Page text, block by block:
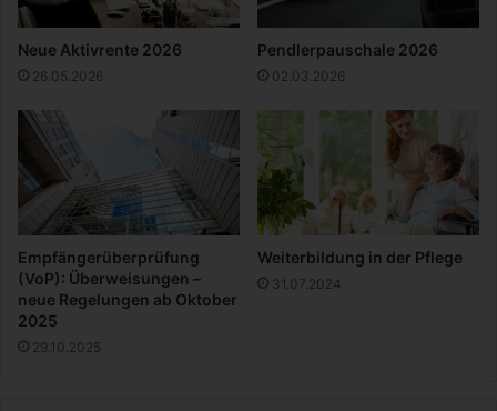
P
e
l
l
e
n
g
C
r
o
Neue Aktivrente 2026
26.05.2026
Pendlerpauschale 2026
02.03.2026
Empfängerüberprüfung
(VoP): Überweisungen –
neue Regelungen ab Oktober
2025
29.10.2025
Weiterbildung in der Pflege
31.07.2024